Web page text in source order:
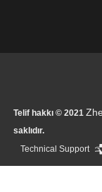
Telif hakkı © 2021
saklıdır.
Technical Support ：